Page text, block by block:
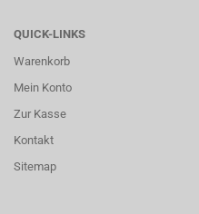
QUICK-LINKS
Warenkorb
Mein Konto
Zur Kasse
Kontakt
Sitemap